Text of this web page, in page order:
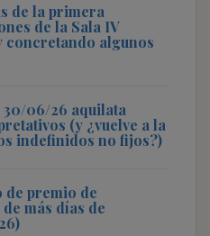
de la primera
de la Sala IV
algunos
30/06/26 aquilata
(y ¿vuelve a la
indefinidos no fijos?)
de premio de
más días de